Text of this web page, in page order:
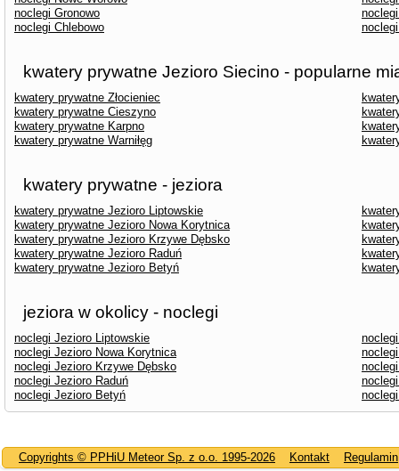
noclegi Gronowo
noclegi
noclegi Chlebowo
kwatery prywatne Jezioro Siecino - popularne
kwatery prywatne Złocieniec
kwatery prywatne Cieszyno
kwatery prywatne Karpno
kwatery prywatne Warniłęg
kwatery prywatne - jeziora
kwatery prywatne Jezioro Liptowskie
kwatery prywatne Jezioro Nowa Korytnica
kwatery prywatne Jezioro Krzywe Dębsko
kwatery prywatne Jezioro Raduń
kwatery prywatne Jezioro Betyń
jeziora w okolicy - noclegi
noclegi Jezioro Liptowskie
noclegi Jezioro Nowa Korytnica
noclegi Jezioro Krzywe Dębsko
noclegi Jezioro Raduń
noclegi Jezioro Betyń
Copyrights © PPHiU Meteor Sp. z o.o. 1995-2026 Kontakt Regulamin